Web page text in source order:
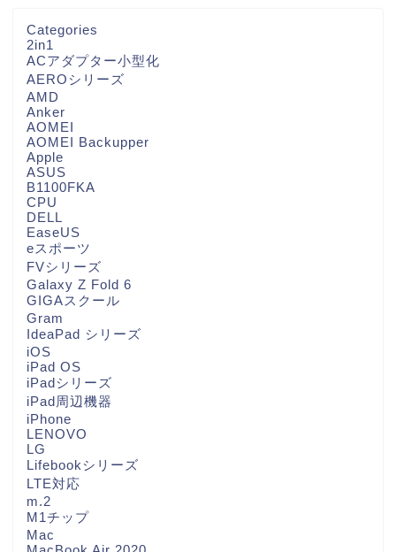
Categories
2in1
ACアダプター小型化
AEROシリーズ
AMD
Anker
AOMEI
AOMEI Backupper
Apple
ASUS
B1100FKA
CPU
DELL
EaseUS
eスポーツ
FVシリーズ
Galaxy Z Fold 6
GIGAスクール
Gram
IdeaPad シリーズ
iOS
iPad OS
iPadシリーズ
iPad周辺機器
iPhone
LENOVO
LG
Lifebookシリーズ
LTE対応
m.2
M1チップ
Mac